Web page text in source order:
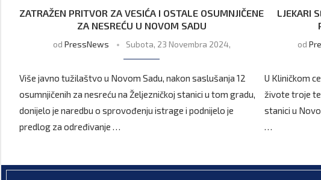
ZATRAŽEN PRITVOR ZA VESIĆA I OSTALE OSUMNJIČENE
ZA NESREĆU U NOVOM SADU
od PressNews Subota, 23 Novembra 2024,
Više javno tužilaštvo u Novom Sadu, nakon saslušanja 12
osumnjičenih za nesreću na Željezničkoj stanici u tom gradu,
donijelo je naredbu o sprovođenju istrage i podnijelo je
predlog za određivanje …
LJEKARI
od
U Kliničkom
živote troje
stanici u
…